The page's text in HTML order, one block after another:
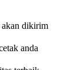
akan dikirim
anda